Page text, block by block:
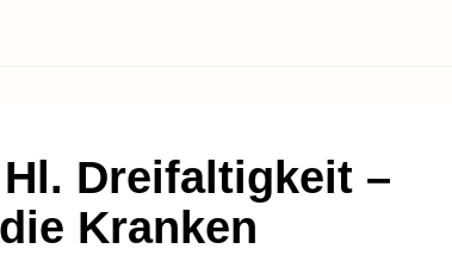
Dreifaltigkeit –
Kranken